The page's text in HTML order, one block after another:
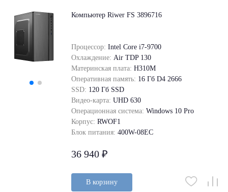
Компьютер Riwer FS 3896716
Процессор: Intel Core i7-9700
Охлаждение: Air TDP 130
Материнская плата: H310M
Оперативная память: 16 Гб D4 2666
SSD: 120 Гб SSD
Видео-карта: UHD 630
Операционная система: Windows 10 Pro
Корпус: RWOF1
Блок питания: 400W-08EC
36 940 ₽
В корзину